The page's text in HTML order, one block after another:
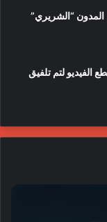
“الشريري”
الفيديو لتم تلفيق